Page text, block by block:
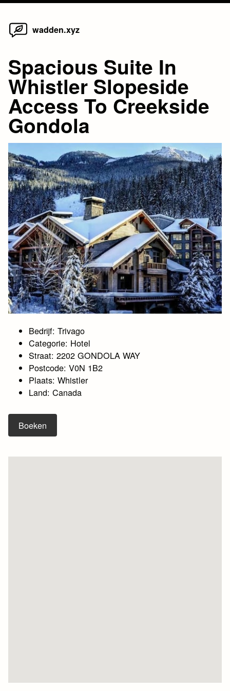
Skip
wadden.xyz
Spacious Suite In
Whistler Slopeside
Access To Creekside
Gondola
Bedrijf: Trivago
Categorie: Hotel
Straat: 2202 GONDOLA WAY
Postcode: V0N 1B2
Plaats: Whistler
Land: Canada
Boeken